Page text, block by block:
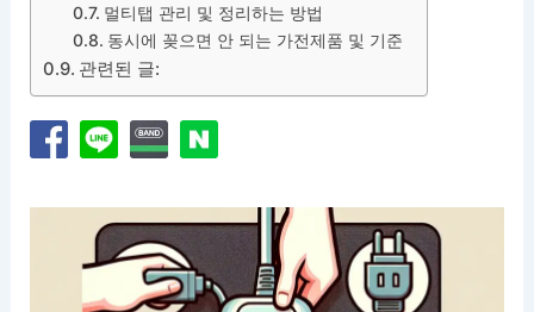
멀티탭 관리 및 정리하는 방법
동시에 꽂으면 안 되는 가전제품 및 기준
관련된 글: